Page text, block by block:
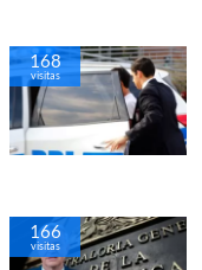
168
visitas
166
visitas